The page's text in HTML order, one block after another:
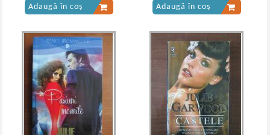
Adaugă în coș Adaugă în coș